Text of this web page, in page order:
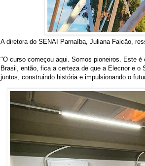
A diretora do SENAI Parnaíba, Juliana Falcão,
"O curso começou aqui. Somos pioneiros. Este
Brasil, então, fica a certeza de que a Elecnor e o
juntos, construindo história e impulsionando o